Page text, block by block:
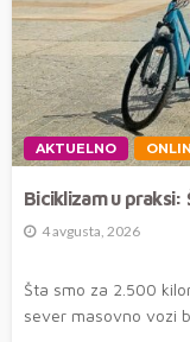
AKTUELNO
Biciklizam u
4 avgusta, 2026
Šta smo za 2.500
sever masovno vozi